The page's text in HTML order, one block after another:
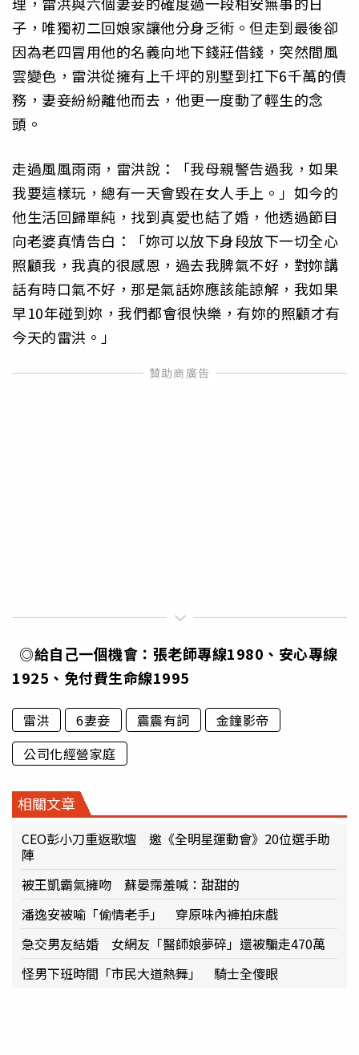
子，唯獨初二回娘家讓他分身乏術。但走到最後卻
因為老四冒用他的名義向地下錢莊借錢，突然間風
雲變色，雷洪從擁有上千坪的別墅到扛下6千萬的債
務，妻妾紛紛離他而去，他更一度動了輕生的念
頭。
走過風風雨雨，雷洪說：「我母親警告過我，如果
我要這樣玩，總有一天會毀在女人手上。」如今的
他生活回歸單純，找到真愛也結了婚，他透過節目
向老婆真情告白：「妳可以放下身段放下一切全心
照顧我，我真的很感恩，過去我脾氣不好，對妳講
話有時口氣不好，那是氣話妳應該能諒解，我如果
早10年碰到妳，我們都會很快樂，有妳的照顧才有
今天的雷洪。」
◎給自己一個機會：張老師專線1980、安心專線
1925、 免付費生命線1995
雷洪 6妻妾 震震有詞
金鐘影帝
公司化經營家庭
相關文章
CEO彭小刀重返歌壇 邀《全明星運動會》20位選手助
陣
被王凱霸氣擁吻 蘇晏霈羞喊：甜甜的
潘逸安被喻「偷情老手」 穿原味內褲拍床戲
急交男友結婚 女網友「醫師娘夢碎」還被騙走470萬
怪男下班時間「市民大道熱舞」 騎士全傻眼